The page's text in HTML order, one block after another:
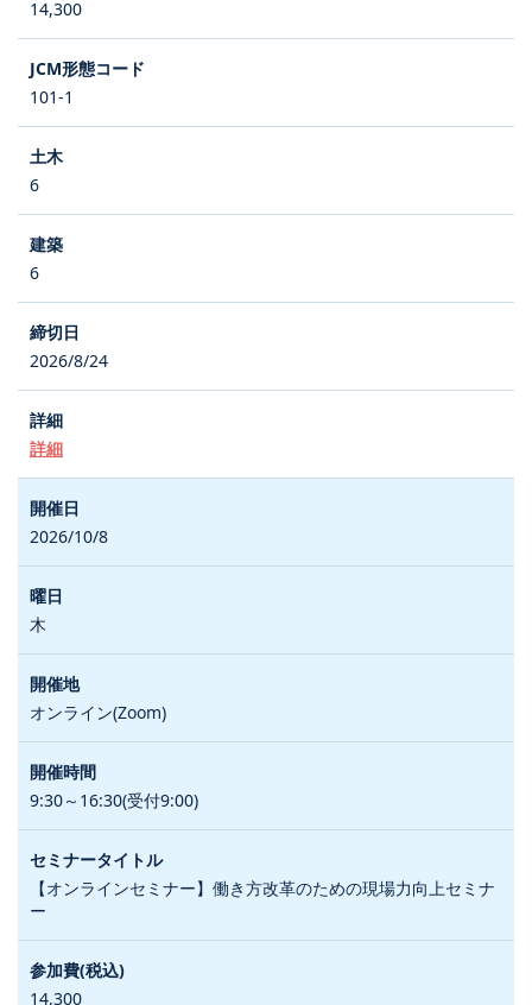
14,300
101-1
6
6
2026/8/24
詳細
2026/10/8
木
オンライン(Zoom)
9:30～16:30(受付9:00)
【オンラインセミナー】働き方改革のための現場力向上セミナ
ー
14,300